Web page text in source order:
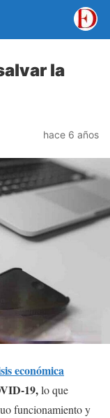
la
hace 6 años
económica
19,lo que
funcionamiento y